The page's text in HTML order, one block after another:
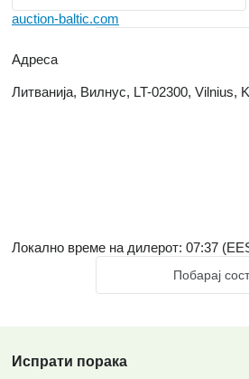
auction-baltic.com
Адреса
Литванија, Вилнус, LT-02300, Vilnius,
Локално време на дилерот: 07:37
Побарај
Испрати порака